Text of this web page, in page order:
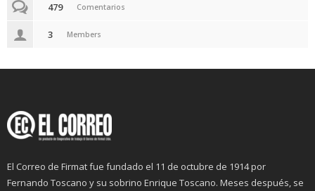
479 Comentarios
3 Members
El Correo de Firmat fue fundado el 11 de octubre de 1914 por
Fernando Toscano y su sobrino Enrique Toscano. Meses después, se